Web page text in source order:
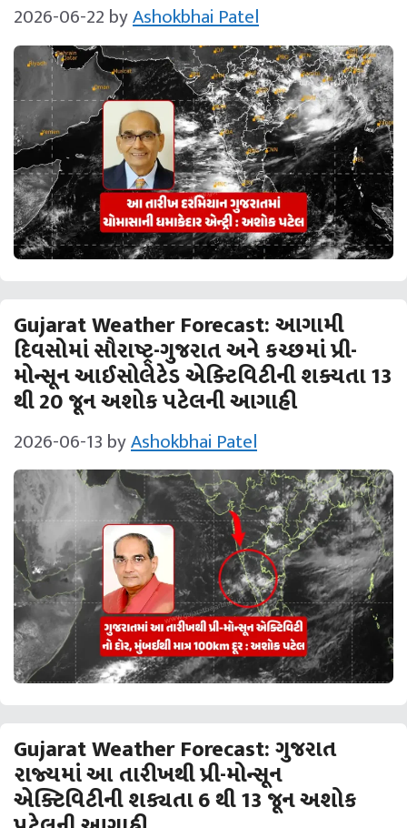
2026-06-22 byAshokbhai Patel
Gujarat Weather Forecast: આગામી
દિવસોમાં સૌરાષ્ટ્ર-ગુજરાત અને કચ્‍છમાં પ્રી-
મોન્‍સૂન આઈસોલેટેડ એક્‍ટિવિટીની શક્‍યતા 13
થી 20 જૂન અશોક પટેલની આગાહી
2026-06-13 byAshokbhai Patel
Gujarat Weather Forecast: ગુજરાત
રાજ્યમાં આ તારીખથી પ્રી-મોન્સૂન
એક્ટિવિટીની શક્યતા 6 થી 13 જૂન અશોક